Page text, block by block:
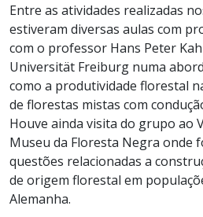
Entre as atividades realizadas
estiveram diversas aulas com
com o professor Hans Peter
Universität Freiburg numa
como a produtividade florestal
de florestas mistas com
Houve ainda visita do grupo ao
Museu da Floresta Negra onde
questões relacionadas a
de origem florestal em
Alemanha.